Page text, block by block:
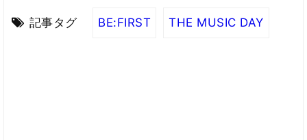
記事タグ BE:FIRST THE MUSIC DAY